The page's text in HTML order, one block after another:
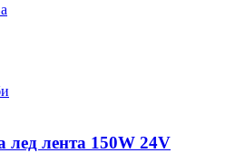
лед лента 150W 24V